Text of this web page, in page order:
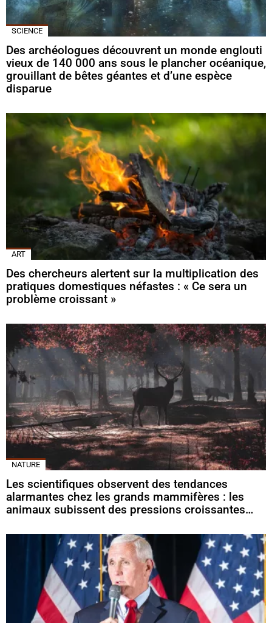
SCIENCE
Des archéologues découvrent un monde englouti
vieux de 140 000 ans sous le plancher océanique,
grouillant de bêtes géantes et d’une espèce
disparue
ART
Des chercheurs alertent sur la multiplication des
pratiques domestiques néfastes : « Ce sera un
problème croissant »
NATURE
Les scientifiques observent des tendances
alarmantes chez les grands mammifères : les
animaux subissent des pressions croissantes…